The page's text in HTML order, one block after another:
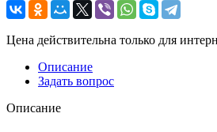
Цена действительна только для
Описание
Задать вопрос
Описание